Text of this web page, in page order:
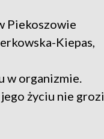
Piekoszowie
Kiepas,
w organizmie.
życiu nie grozi